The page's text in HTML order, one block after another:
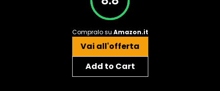
Compralo su Amazon.it
Vai all'offerta
Add to Cart